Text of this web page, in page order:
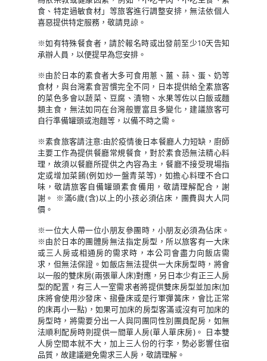
食、特定過敏食材」等旅客進行調整安排，無法依個人
喜惡提供特定服務，敬請見諒。
※如有特殊餐食者，請於報名時或出發前至少10天告知
承辦人員，以便提早為您安排。
※由於日本的素食者大多可食用蔥、薑、蒜、蛋、奶等
食材，與台灣素食習慣完全不同，日本提供給全素旅客
的菜色多會以蔬菜、豆腐、漬物、水果等佐以白飯或麵
類主食，無法如同在台灣般豐富且多變化，建議旅客可
自行準備罐頭或泡麵等，以備不時之需。
※素食旅客請注意:由於疫情後日本餐廳人力短缺，廚師
主要工作為提供餐廳常規餐食，對於素食恐無法精心料
理，故須以餐廳所提供之內容為主，餐廳不接受現場指
定或增加菜餚(例如炒一盤青菜等)，如擔心料理不合口
味，敬請旅客自備罐頭素食備用，敬請理解配合，謝
謝。 ※滿6歲(含)以上的小孩必須佔床，團費與大人同
價。
※一位大人帶一位小朋友參團時，小朋友必須為佔床。
※由於日本的團體房無法指定房型，所以旅客有一大床
或三人房或相通房的需求時，本公司會盡力向飯店需
求，但無法保證。如飯店無法提供一大床房型時，將會
以一般的雙床房(兩張單人床)對應，另日本少有正三人房
型的配置，有三人一室需求者將提供雙床房型並加床(加
床將會使用沙發床、摺疊床或是行軍彈簧床，會比正常
的床再小一點)，如果可加床的房型客滿或沒有可加床的
房型時，將需要分出一人與同團同性別團員配房，如無
法順利配房時則提供一間單人房(單人單床房)。 日本雙
人房空間本就不大，加上三人份的行李，勢必影響住宿
品質，故建議避免需求三人房，敬請理解。